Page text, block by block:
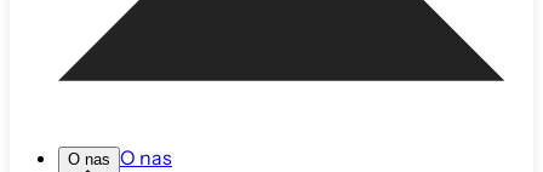
O nas O nas